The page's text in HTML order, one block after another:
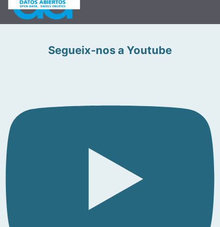
Segueix-nos a Youtube